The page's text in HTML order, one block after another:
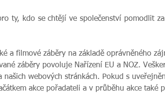
ty, kdo se chtějí ve společenství pomodlit
a filmové záběry na základě oprávněného
záběry povoluje Nařízení EU a NOZ.
našich webových stránkách. Pokud s
akce pořadateli a v průběhu akce také